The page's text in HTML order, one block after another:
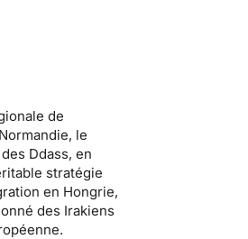
de
le
Ddass, en
stratégie
en Hongrie,
des Irakiens